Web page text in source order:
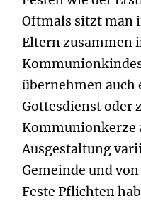
Oftmals sitzt man
Eltern zusammen
übernehmen auch
Gottesdienst oder
Kommunionkerze
Ausgestaltung
Gemeinde und
Feste Pflichten